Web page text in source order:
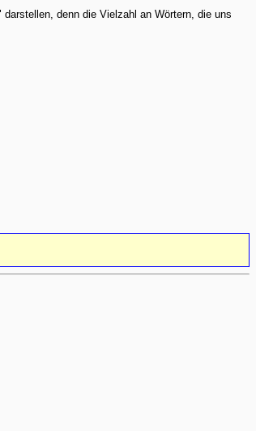
denn die Vielzahl an Wörtern, die uns